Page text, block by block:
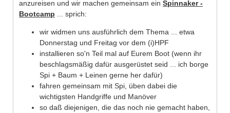
anzureisen und wir machen gemeinsam ein Spinnaker -
Bootcamp ... sprich:
wir widmen uns ausführlich dem Thema ... etwa
Donnerstag und Freitag vor dem (i)HPF
installieren so'n Teil mal auf Eurem Boot (wenn ihr
beschlagsmäßig dafür ausgerüstet seid ... ich borge
Spi + Baum + Leinen gerne her dafür)
fahren gemeinsam mit Spi, üben dabei die
wichtigsten Handgriffe und Manöver
so daß diejenigen, die das noch nie gemacht haben,